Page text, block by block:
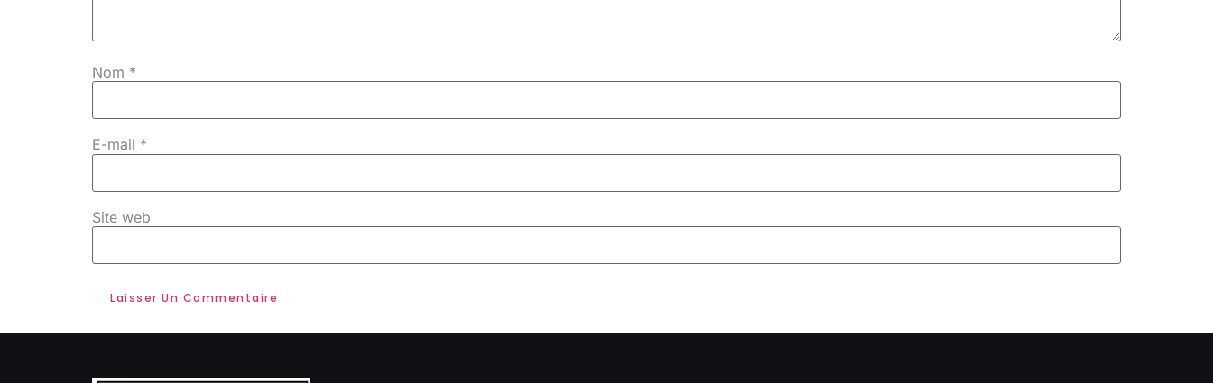
Nom *
E-mail *
Site web